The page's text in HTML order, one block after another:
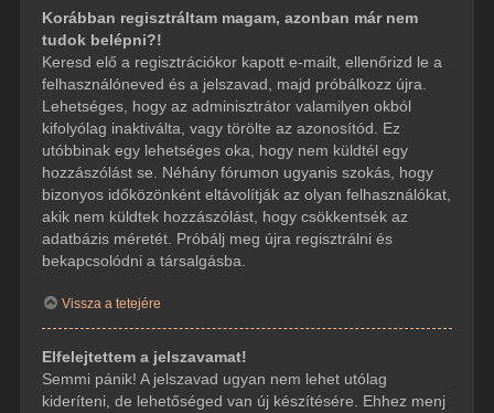
Korábban regisztráltam magam, azonban már nem
tudok belépni?!
Keresd elő a regisztrációkor kapott e-mailt, ellenőrizd le a
felhasználóneved és a jelszavad, majd próbálkozz újra.
Lehetséges, hogy az adminisztrátor valamilyen okból
kifolyólag inaktiválta, vagy törölte az azonosítód. Ez
utóbbinak egy lehetséges oka, hogy nem küldtél egy
hozzászólást se. Néhány fórumon ugyanis szokás, hogy
bizonyos időközönként eltávolítják az olyan felhasználókat,
akik nem küldtek hozzászólást, hogy csökkentsék az
adatbázis méretét. Próbálj meg újra regisztrálni és
bekapcsolódni a társalgásba.
Vissza a tetejére
Elfelejtettem a jelszavamat!
Semmi pánik! A jelszavad ugyan nem lehet utólag
kideríteni, de lehetőséged van új készítésére. Ehhez menj